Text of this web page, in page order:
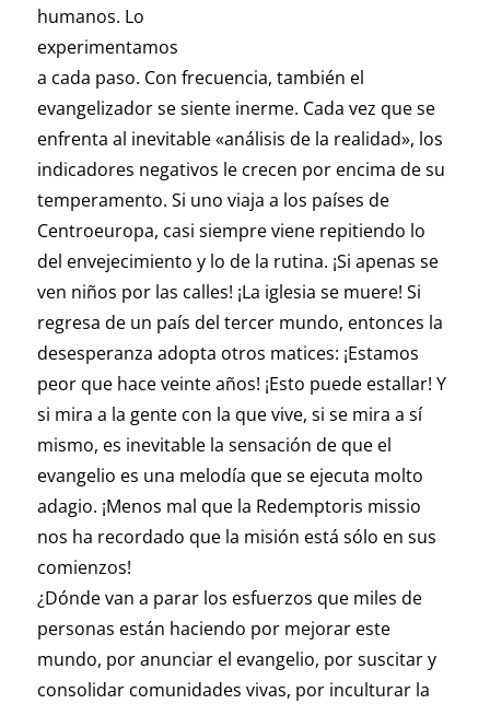
humanos. Lo
experimentamos
a cada paso. Con frecuencia, también el
evangelizador se siente inerme. Cada vez que se
enfrenta al inevitable «análisis de la realidad», los
indicadores negativos le crecen por encima de su
temperamento. Si uno viaja a los países de
Centroeuropa, casi siempre viene repitiendo lo
del envejecimiento y lo de la rutina. ¡Si apenas se
ven niños por las calles! ¡La iglesia se muere! Si
regresa de un país del tercer mundo, entonces la
desesperanza adopta otros matices: ¡Estamos
peor que hace veinte años! ¡Esto puede estallar! Y
si mira a la gente con la que vive, si se mira a sí
mismo, es inevitable la sensación de que el
evangelio es una melodía que se ejecuta molto
adagio. ¡Menos mal que la Redemptoris missio
nos ha recordado que la misión está sólo en sus
comienzos!
¿Dónde van a parar los esfuerzos que miles de
personas están haciendo por mejorar este
mundo, por anunciar el evangelio, por suscitar y
consolidar comunidades vivas, por inculturar la